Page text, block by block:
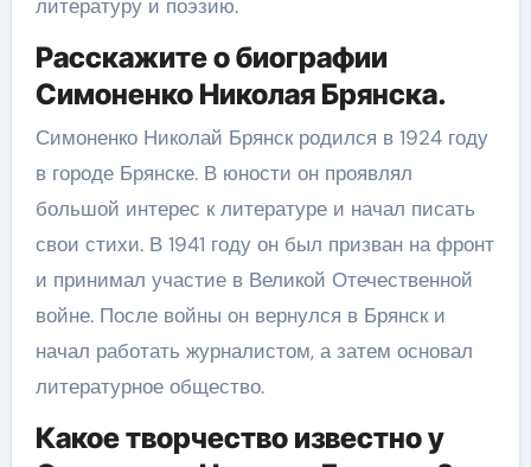
литературу и поэзию.
Расскажите о биографии
Симоненко Николая Брянска.
Симоненко Николай Брянск родился в 1924 году
в городе Брянске. В юности он проявлял
большой интерес к литературе и начал писать
свои стихи. В 1941 году он был призван на фронт
и принимал участие в Великой Отечественной
войне. После войны он вернулся в Брянск и
начал работать журналистом, а затем основал
литературное общество.
Какое творчество известно у